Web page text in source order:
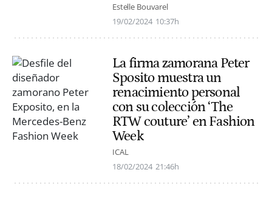
Estelle Bouvarel
19/02/2024 10:37h
La firma zamorana Peter
Sposito muestra un
renacimiento personal
con su colección ‘The
RTW couture’ en Fashion
Week
ICAL
18/02/2024 21:46h